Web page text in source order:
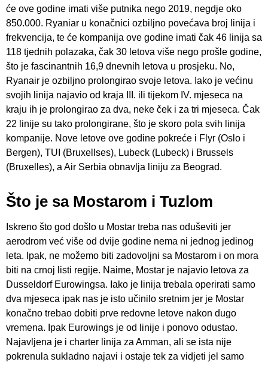
će ove godine imati više putnika nego 2019, negdje oko
850.000. Ryaniar u konačnici ozbiljno povećava broj linija i
frekvencija, te će kompanija ove godine imati čak 46 linija sa
118 tjednih polazaka, čak 30 letova više nego prošle godine,
što je fascinantnih 16,9 dnevnih letova u prosjeku. No,
Ryanair je ozbiljno prolongirao svoje letova. Iako je većinu
svojih linija najavio od kraja III. ili tijekom IV. mjeseca na
kraju ih je prolongirao za dva, neke ček i za tri mjeseca. Čak
22 linije su tako prolongirane, što je skoro pola svih linija
kompanije. Nove letove ove godine pokreće i Flyr (Oslo i
Bergen), TUI (Bruxellses), Lubeck (Lubeck) i Brussels
(Bruxelles), a Air Serbia obnavlja liniju za Beograd.
Što je sa Mostarom i Tuzlom
Iskreno što god došlo u Mostar treba nas oduševiti jer
aerodrom već više od dvije godine nema ni jednog jedinog
leta. Ipak, ne možemo biti zadovoljni sa Mostarom i on mora
biti na crnoj listi regije. Naime, Mostar je najavio letova za
Dusseldorf Eurowingsa. Iako je linija trebala operirati samo
dva mjeseca ipak nas je isto učinilo sretnim jer je Mostar
konačno trebao dobiti prve redovne letove nakon dugo
vremena. Ipak Eurowings je od linije i ponovo odustao.
Najavljena je i charter linija za Amman, ali se ista nije
pokrenula sukladno najavi i ostaje tek za vidjeti jel samo